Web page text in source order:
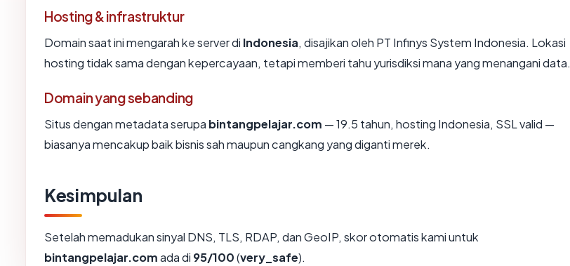
Hosting & infrastruktur
Domain saat ini mengarah ke server di Indonesia, disajikan oleh PT Infinys System Indonesia. Lokasi
hosting tidak sama dengan kepercayaan, tetapi memberi tahu yurisdiksi mana yang menangani data.
Domain yang sebanding
Situs dengan metadata serupa bintangpelajar.com — 19.5 tahun, hosting Indonesia, SSL valid —
biasanya mencakup baik bisnis sah maupun cangkang yang diganti merek.
Kesimpulan
Setelah memadukan sinyal DNS, TLS, RDAP, dan GeoIP, skor otomatis kami untuk
bintangpelajar.comada di 95/100(very_safe).